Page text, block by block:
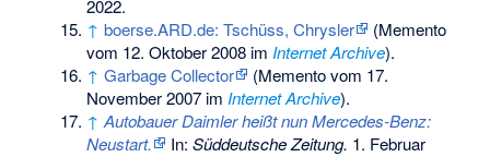
2022.
↑ boerse.ARD.de: Tschüss, Chrysler (Memento
vom 12. Oktober 2008 imInternet Archive).
↑ Garbage Collector (Mementovom 17.
November 2007 imInternet Archive).
↑ Autobauer Daimler heißt nun Mercedes-Benz:
Neustart.
In:Süddeutsche Zeitung. 1. Februar